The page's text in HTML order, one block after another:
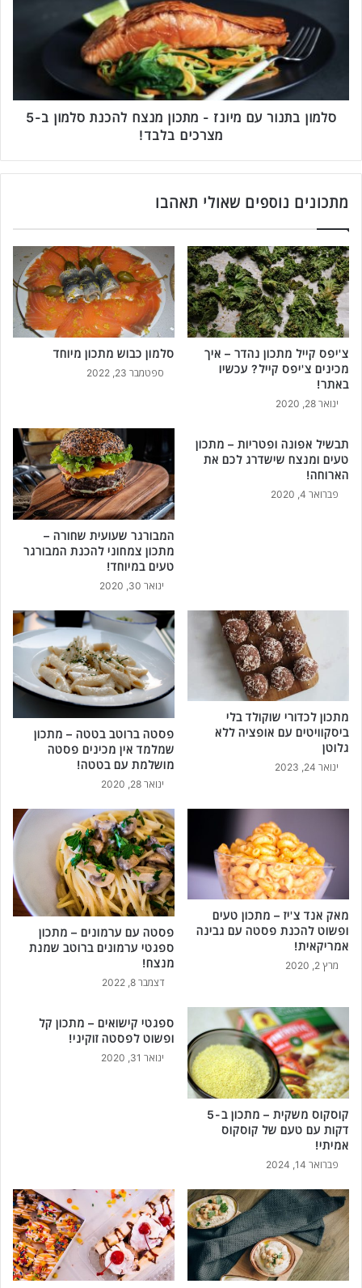
ע
ק
ת
ח
מ
י
ו
ת
ל
ה
כ
ו
ף
ו
ו
ז
-
מ
ת
ו
ן
מ
נ
צ
ה
כ
נ
-
ם
ב
!
סלמון בתנור עם מיונז - מתכון מנצח להכנת סלמון ב-5
מצרכים בלבד!
מתכונים נוספים שאולי תאהבו
צ'יפס קייל מתכון נהדר – איך
מכינים צ'יפס קייל? עכשיו
באתר!
ינואר 28, 2020
סלמון כבוש מתכון מיוחד
ספטמבר 23, 2022
תבשיל אפונה ופטריות – מתכון
טעים ומנצח שישדרג לכם את
הארוחה!
פברואר 4, 2020
המבורגר שעועית שחורה –
מתכון צמחוני להכנת המבורגר
טעים במיוחד!
ינואר 30, 2020
מתכון לכדורי שוקולד בלי
ביסקוויטים עם אופציה ללא
גלוטן
ינואר 24, 2023
פסטה ברוטב בטטה – מתכון
שמלמד אין מכינים פסטה
מושלמת עם בטטה!
ינואר 28, 2020
מאק אנד צ'יז – מתכון טעים
ופשוט להכנת פסטה עם גבינה
אמריקאית!
מרץ 2, 2020
פסטה עם ערמונים – מתכון
ספגטי ערמונים ברוטב שמנת
מנצח!
דצמבר 8, 2022
קוסקוס משקית – מתכון ב-5
דקות עם טעם של קוסקוס
אמיתי!
פברואר 14, 2024
ספגטי קישואים – מתכון קל
ופשוט לפסטה זוקיני!
ינואר 31, 2020